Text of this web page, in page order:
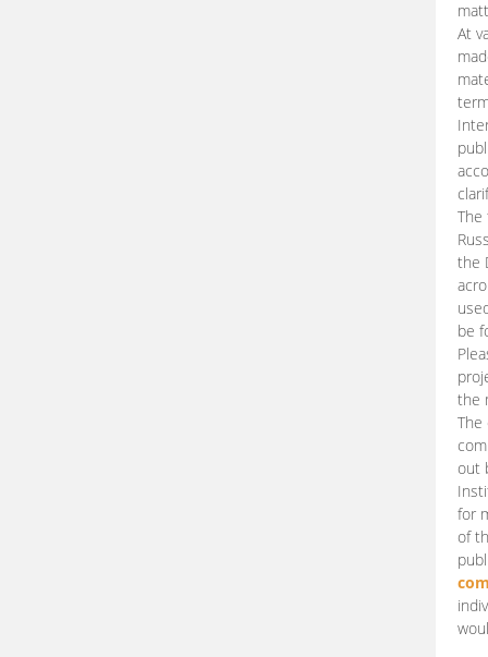
At
The
the
be
the
The
out
for
of